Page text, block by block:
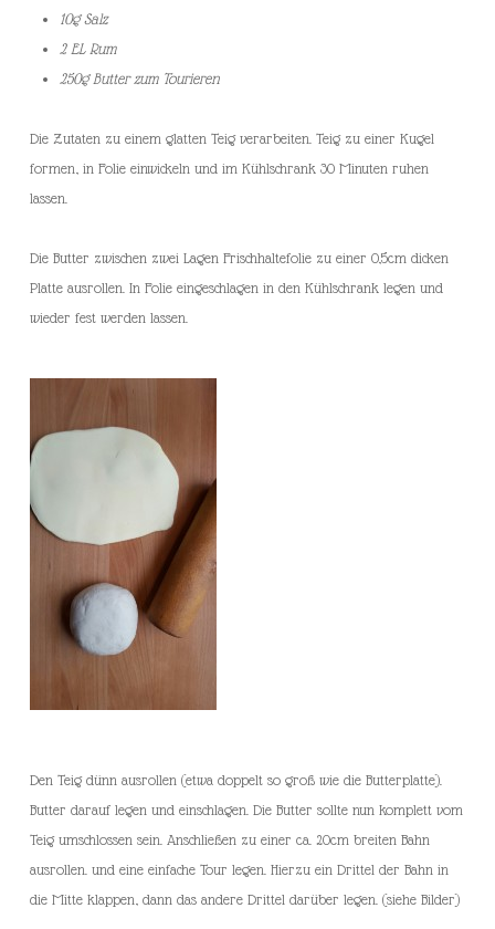
10g Salz
2 EL Rum
250g Butter zum Tourieren
Die Zutaten zu einem glatten Teig verarbeiten. Teig zu einer Kugel
formen, in Folie einwickeln und im Kühlschrank 30 Minuten ruhen
lassen.
Die Butter zwischen zwei Lagen Frischhaltefolie zu einer 0,5cm dicken
Platte ausrollen. In Folie eingeschlagen in den Kühlschrank legen und
wieder fest werden lassen.
Den Teig dünn ausrollen (etwa doppelt so groß wie die Butterplatte).
Butter darauf legen und einschlagen. Die Butter sollte nun komplett vom
Teig umschlossen sein. Anschließen zu einer ca. 20cm breiten Bahn
ausrollen. und eine einfache Tour legen. Hierzu ein Drittel der Bahn in
die Mitte klappen, dann das andere Drittel darüber legen. (siehe Bilder)